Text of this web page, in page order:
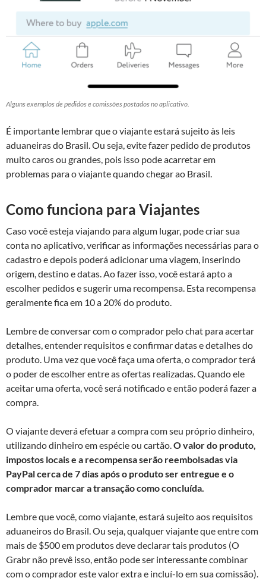
Alguns exemplos de pedidos e comissões postados no aplicativo.
É importante lembrar que o viajante estará sujeito às leis
aduaneiras do Brasil. Ou seja, evite fazer pedido de produtos
muito caros ou grandes, pois isso pode acarretar em
problemas para o viajante quando chegar ao Brasil.
Como funciona para Viajantes
Caso você esteja viajando para algum lugar, pode criar sua
conta no aplicativo, verificar as informações necessárias para o
cadastro e depois poderá adicionar uma viagem, inserindo
origem, destino e datas. Ao fazer isso, você estará apto a
escolher pedidos e sugerir uma recompensa. Esta recompensa
geralmente fica em 10 a 20% do produto.
Lembre de conversar com o comprador pelo chat para acertar
detalhes, entender requisitos e confirmar datas e detalhes do
produto. Uma vez que você faça uma oferta, o comprador terá
o poder de escolher entre as ofertas realizadas. Quando ele
aceitar uma oferta, você será notificado e então poderá fazer a
compra.
O viajante deverá efetuar a compra com seu próprio dinheiro,
utilizando dinheiro em espécie ou cartão. O valor do produto,
impostos locais e a recompensa serão reembolsadas via
PayPal cerca de 7 dias após o produto ser entregue e o
comprador marcar a transação como concluída.
Lembre que você, como viajante, estará sujeito aos requisitos
aduaneiros do Brasil. Ou seja, qualquer viajante que entre com
mais de $500 em produtos deve declarar tais produtos (O
Grabr não prevê isso, então pode ser interessante combinar
com o comprador este valor extra e incluí-lo em sua comissão).